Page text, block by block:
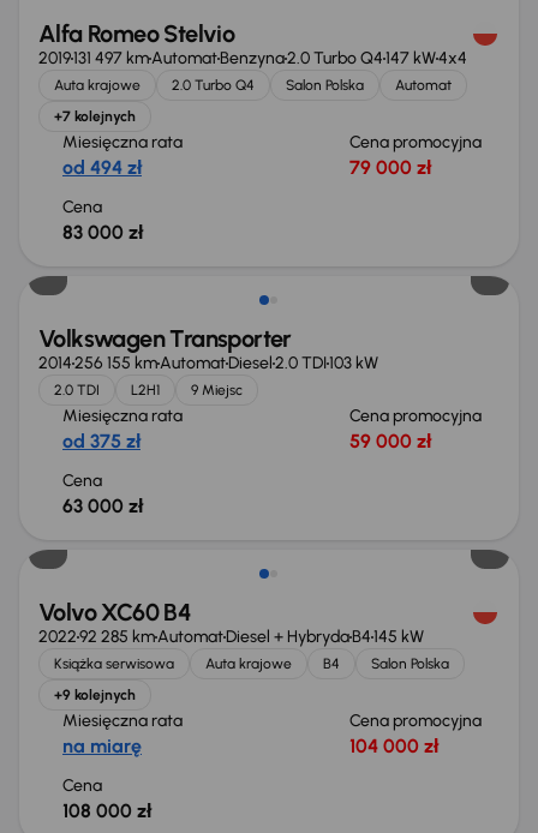
Alfa Romeo Stelvio
2019131 497 kmAutomatBenzyna2.0 Turbo Q4147 kW4x4
Auta krajowe 2.0 Turbo Q4 Salon Polska
Automat
+7 kolejnych
Miesięczna rata
od 494 zł
Cena promocyjna
79 000 zł
Cena
83 000 zł
Volkswagen Transporter
2014256 155 kmAutomatDiesel2.0 TDI103 kW
2.0 TDI L2H1 9 Miejsc
Miesięczna rata
od 375 zł
Cena promocyjna
59 000 zł
Cena
63 000 zł
Możliwość odliczenia VAT
Volvo XC60 B4
202292 285 kmAutomatDiesel + HybrydaB4145 kW
Książka serwisowa Auta krajowe B4
Salon Polska
+9 kolejnych
Miesięczna rata
na miarę
Cena promocyjna
104 000 zł
Cena
108 000 zł